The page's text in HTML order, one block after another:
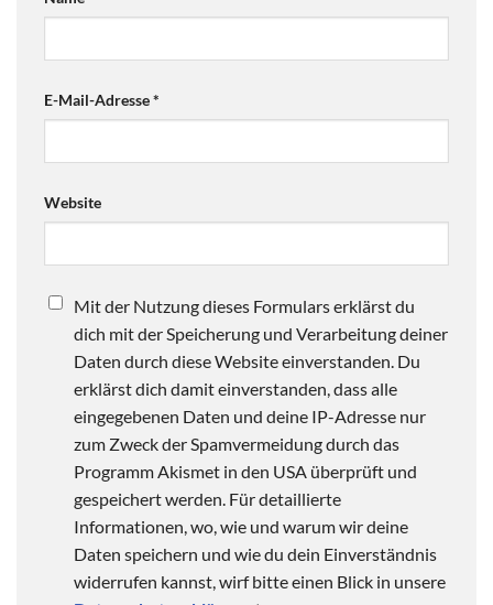
E-Mail-Adresse*
Website
Mit der Nutzung dieses Formulars erklärst du
dich mit der Speicherung und Verarbeitung deiner
Daten durch diese Website einverstanden. Du
erklärst dich damit einverstanden, dass alle
eingegebenen Daten und deine IP-Adresse nur
zum Zweck der Spamvermeidung durch das
Programm Akismet in den USA überprüft und
gespeichert werden. Für detaillierte
Informationen, wo, wie und warum wir deine
Daten speichern und wie du dein Einverständnis
widerrufen kannst, wirf bitte einen Blick in unsere